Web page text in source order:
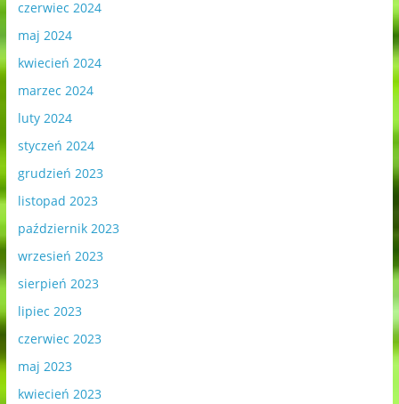
czerwiec 2024
maj 2024
kwiecień 2024
marzec 2024
luty 2024
styczeń 2024
grudzień 2023
listopad 2023
październik 2023
wrzesień 2023
sierpień 2023
lipiec 2023
czerwiec 2023
maj 2023
kwiecień 2023